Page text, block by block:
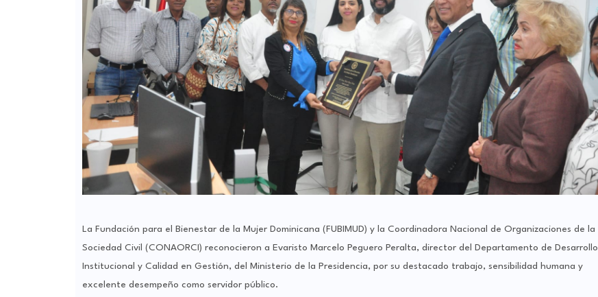
La Fundación para el Bienestar de la Mujer Dominicana (FUBIMUD) y la Coordinadora Nacional de Organizaciones de la
Sociedad Civil (CONAORCI) reconocieron a Evaristo Marcelo Peguero Peralta, director del Departamento de Desarrollo
Institucional y Calidad en Gestión, del Ministerio de la Presidencia, por su destacado trabajo, sensibilidad humana y
excelente desempeño como servidor público.